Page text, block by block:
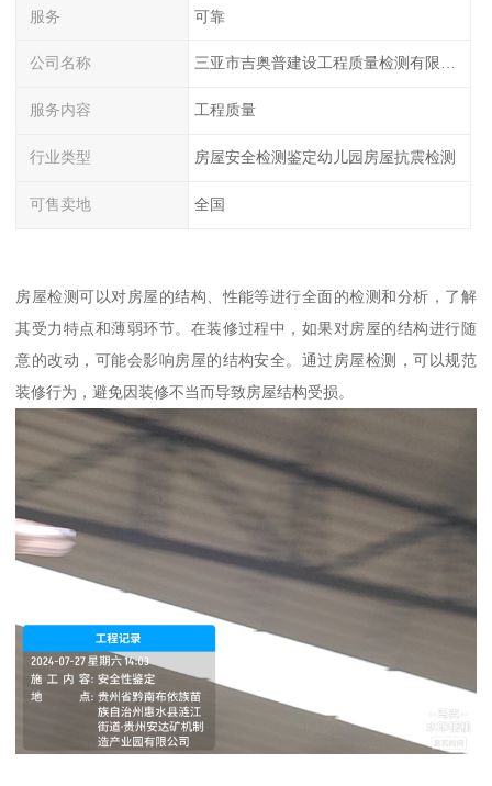
服务 可靠
公司名称 三亚市吉奥普建设工程质量检测有限公司陕西分公司
服务内容 工程质量
行业类型 房屋安全检测鉴定幼儿园房屋抗震检测
可售卖地 全国
房屋检测可以对房屋的结构、性能等进行全面的检测和分析，了解
其受力特点和薄弱环节。在装修过程中，如果对房屋的结构进行随
意的改动，可能会影响房屋的结构安全。通过房屋检测，可以规范
装修行为，避免因装修不当而导致房屋结构受损。